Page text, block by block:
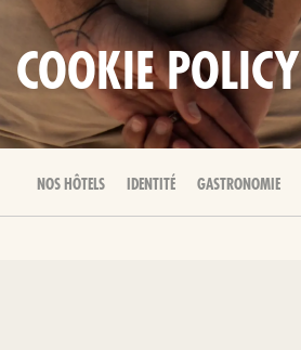
COOKIE POLICY
NOS HÔTELS IDENTITÉ GASTRONOMIE